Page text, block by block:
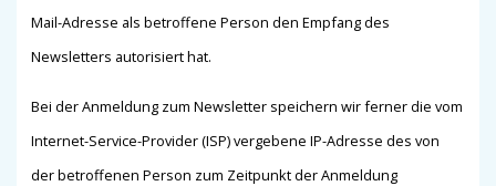
Mail-Adresse als betroffene Person den Empfang des
Newsletters autorisiert hat.
Bei der Anmeldung zum Newsletter speichern wir ferner die vom
Internet-Service-Provider (ISP) vergebene IP-Adresse des von
der betroffenen Person zum Zeitpunkt der Anmeldung